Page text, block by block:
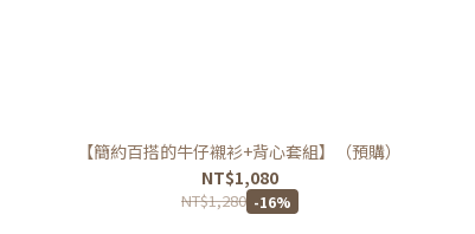
【簡約百搭的牛仔襯衫+背心套組】（預購）
NT$1,080
NT$1,280 -16%